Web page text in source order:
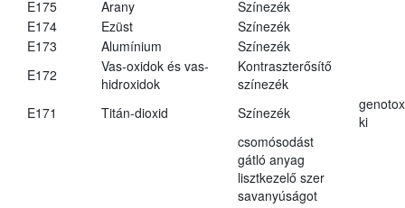
E175
Arany
Színezék
E174
Ezüst
Színezék
E173
Alumínium
Színezék
E172
Vas-oxidok és vas-
hidroxidok
Kontraszterősítő
színezék
E171
Titán-dioxid Színezék
ki
csomósodást
gátló anyag
lisztkezelő szer
savanyúságot